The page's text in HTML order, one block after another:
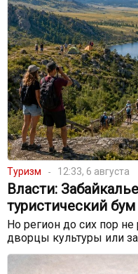
Туризм 12:33, 6 августа
Власти:
туристический бум
Но регион до сих пор
дворцы культуры или